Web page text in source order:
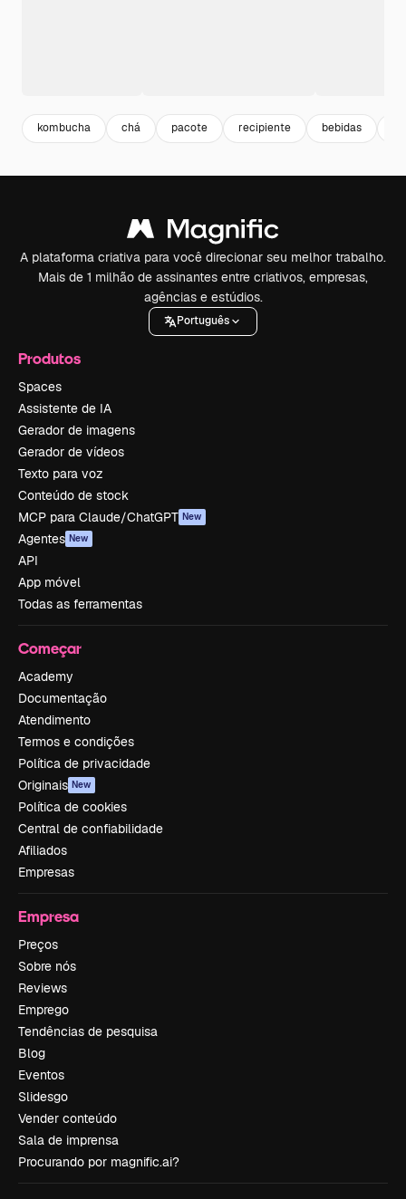
kombucha chá pacote recipiente bebidas
A plataforma criativa para você direcionar seu melhor trabalho.
Mais de 1 milhão de assinantes entre criativos, empresas,
agências e estúdios.
Português
Produtos
Spaces
Assistente de IA
Gerador de imagens
Gerador de vídeos
Texto para voz
Conteúdo de stock
MCP para Claude/ChatGPT New
Agentes New
API
App móvel
Todas as ferramentas
Começar
Academy
Documentação
Atendimento
Termos e condições
Política de privacidade
Originais New
Política de cookies
Central de confiabilidade
Afiliados
Empresas
Empresa
Preços
Sobre nós
Reviews
Emprego
Tendências de pesquisa
Blog
Eventos
Slidesgo
Vender conteúdo
Sala de imprensa
Procurando por magnific.ai?